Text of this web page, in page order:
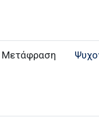
Μετάφραση